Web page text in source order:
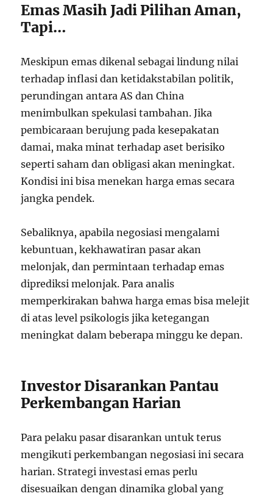
Emas Masih Jadi Pilihan Aman,
Tapi…
Meskipun emas dikenal sebagai lindung nilai
terhadap inflasi dan ketidakstabilan politik,
perundingan antara AS dan China
menimbulkan spekulasi tambahan. Jika
pembicaraan berujung pada kesepakatan
damai, maka minat terhadap aset berisiko
seperti saham dan obligasi akan meningkat.
Kondisi ini bisa menekan harga emas secara
jangka pendek.
Sebaliknya, apabila negosiasi mengalami
kebuntuan, kekhawatiran pasar akan
melonjak, dan permintaan terhadap emas
diprediksi melonjak. Para analis
memperkirakan bahwa harga emas bisa melejit
di atas level psikologis jika ketegangan
meningkat dalam beberapa minggu ke depan.
Investor Disarankan Pantau
Perkembangan Harian
Para pelaku pasar disarankan untuk terus
mengikuti perkembangan negosiasi ini secara
harian. Strategi investasi emas perlu
disesuaikan dengan dinamika global yang